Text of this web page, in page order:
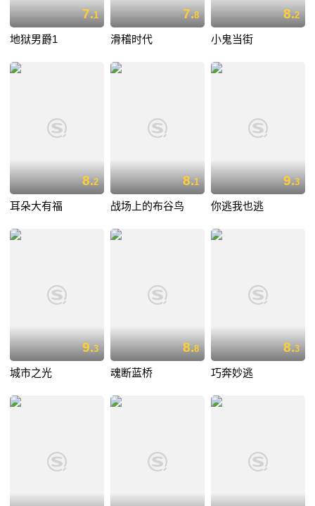
7.1
地狱男爵1
7.8
滑稽时代
8.2
小鬼当街
8.2
耳朵大有福
8.1
战场上的布谷鸟
9.3
你逃我也逃
9.3
城市之光
8.8
魂断蓝桥
8.3
巧奔妙逃